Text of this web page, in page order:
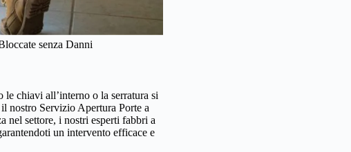
senza Danni
chiavi all’interno o la serratura si
nostro Servizio Apertura Porte a
nel settore, i nostri esperti fabbri a
un intervento efficace e